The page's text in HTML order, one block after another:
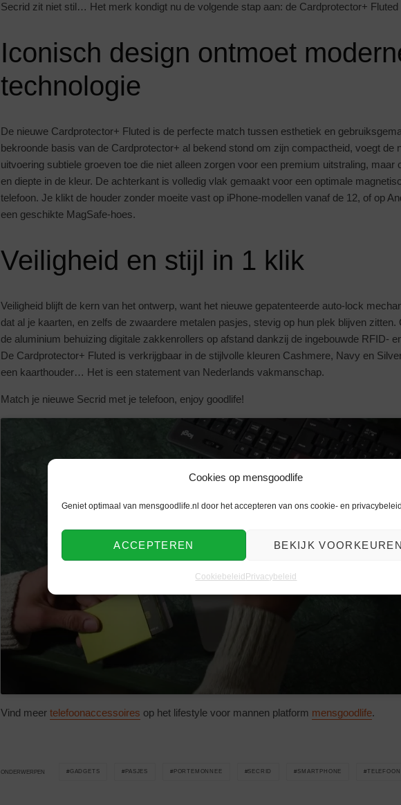
Cookies op mensgoodlife
Geniet optimaal van mensgoodlife.nl door het accepteren van ons cookie- en
ACCEPTEREN BEKIJK
Cookiebeleid Privacybeleid
Secrid zit niet stil… Het merk kondigt nu de volgende stap aan: de Cardprotector+ Fluted
Iconisch design ontmoet
technologie
De nieuwe Cardprotector+ Fluted is de perfecte match tussen esthetiek en
bekroonde basis van de Cardprotector+ al bekend stond om zijn compactheid, voegt de
uitvoering subtiele groeven toe die niet alleen zorgen voor een premium uitstraling, maar
en diepte in de kleur. De achterkant is volledig vlak gemaakt voor een optimale
telefoon. Je klikt de houder zonder moeite vast op iPhone-modellen vanaf de 12, of op
een geschikte MagSafe-hoes.
Veiligheid en stijl in 1 klik
Veiligheid blijft de kern van het ontwerp, want het nieuwe gepatenteerde auto-lock
dat al je kaarten, en zelfs de zwaardere metalen pasjes, stevig op hun plek blijven zitten.
de aluminium behuizing digitale zakkenrollers op afstand dankzij de ingebouwde RFID-
De Cardprotector+ Fluted is verkrijgbaar in de stijlvolle kleuren Cashmere, Navy en
een kaarthouder… Het is een statement van Nederlands vakmanschap.
Match je nieuwe Secrid met je telefoon, enjoy goodlife!
Klik om marketing cookies te
accepteren en deze inhoud in te
schakelen
Vind meer telefoonaccessoires op het lifestyle voor mannen platform mensgoodlife.
ONDERWERPEN GADGETS PASJES PORTEMONNEE SECRID SMARTPHONE TELEFOON